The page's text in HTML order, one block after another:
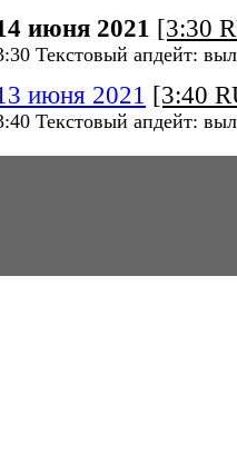
июня 2021 [3:30
Текстовый апдейт:
июня 2021 [3:40
Текстовый апдейт: